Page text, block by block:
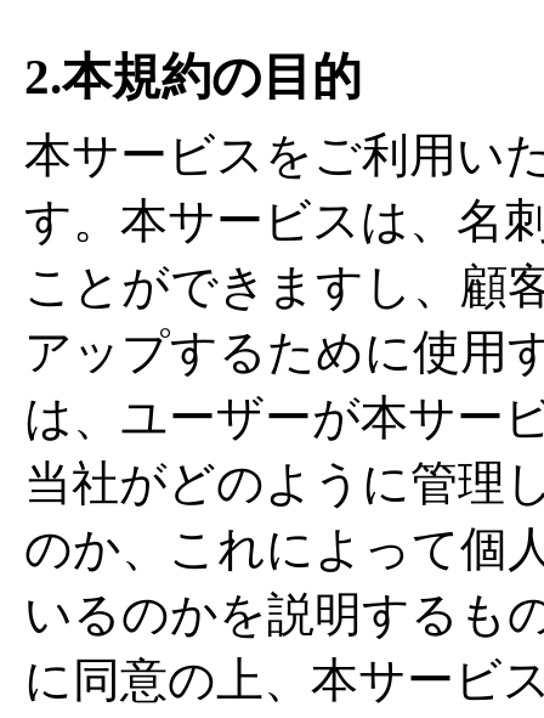
2.本規約の目的
本サービスをご利用い
す。本サービスは、名
ことができますし、顧
アップするために使用
は、ユーザーが本サー
当社がどのように管理
のか、これによって個
いるのかを説明するも
に同意の上、本サービ